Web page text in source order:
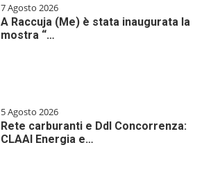
7 Agosto 2026
A Raccuja (Me) è stata inaugurata la
mostra “…
5 Agosto 2026
Rete carburanti e Ddl Concorrenza:
CLAAI Energia e…